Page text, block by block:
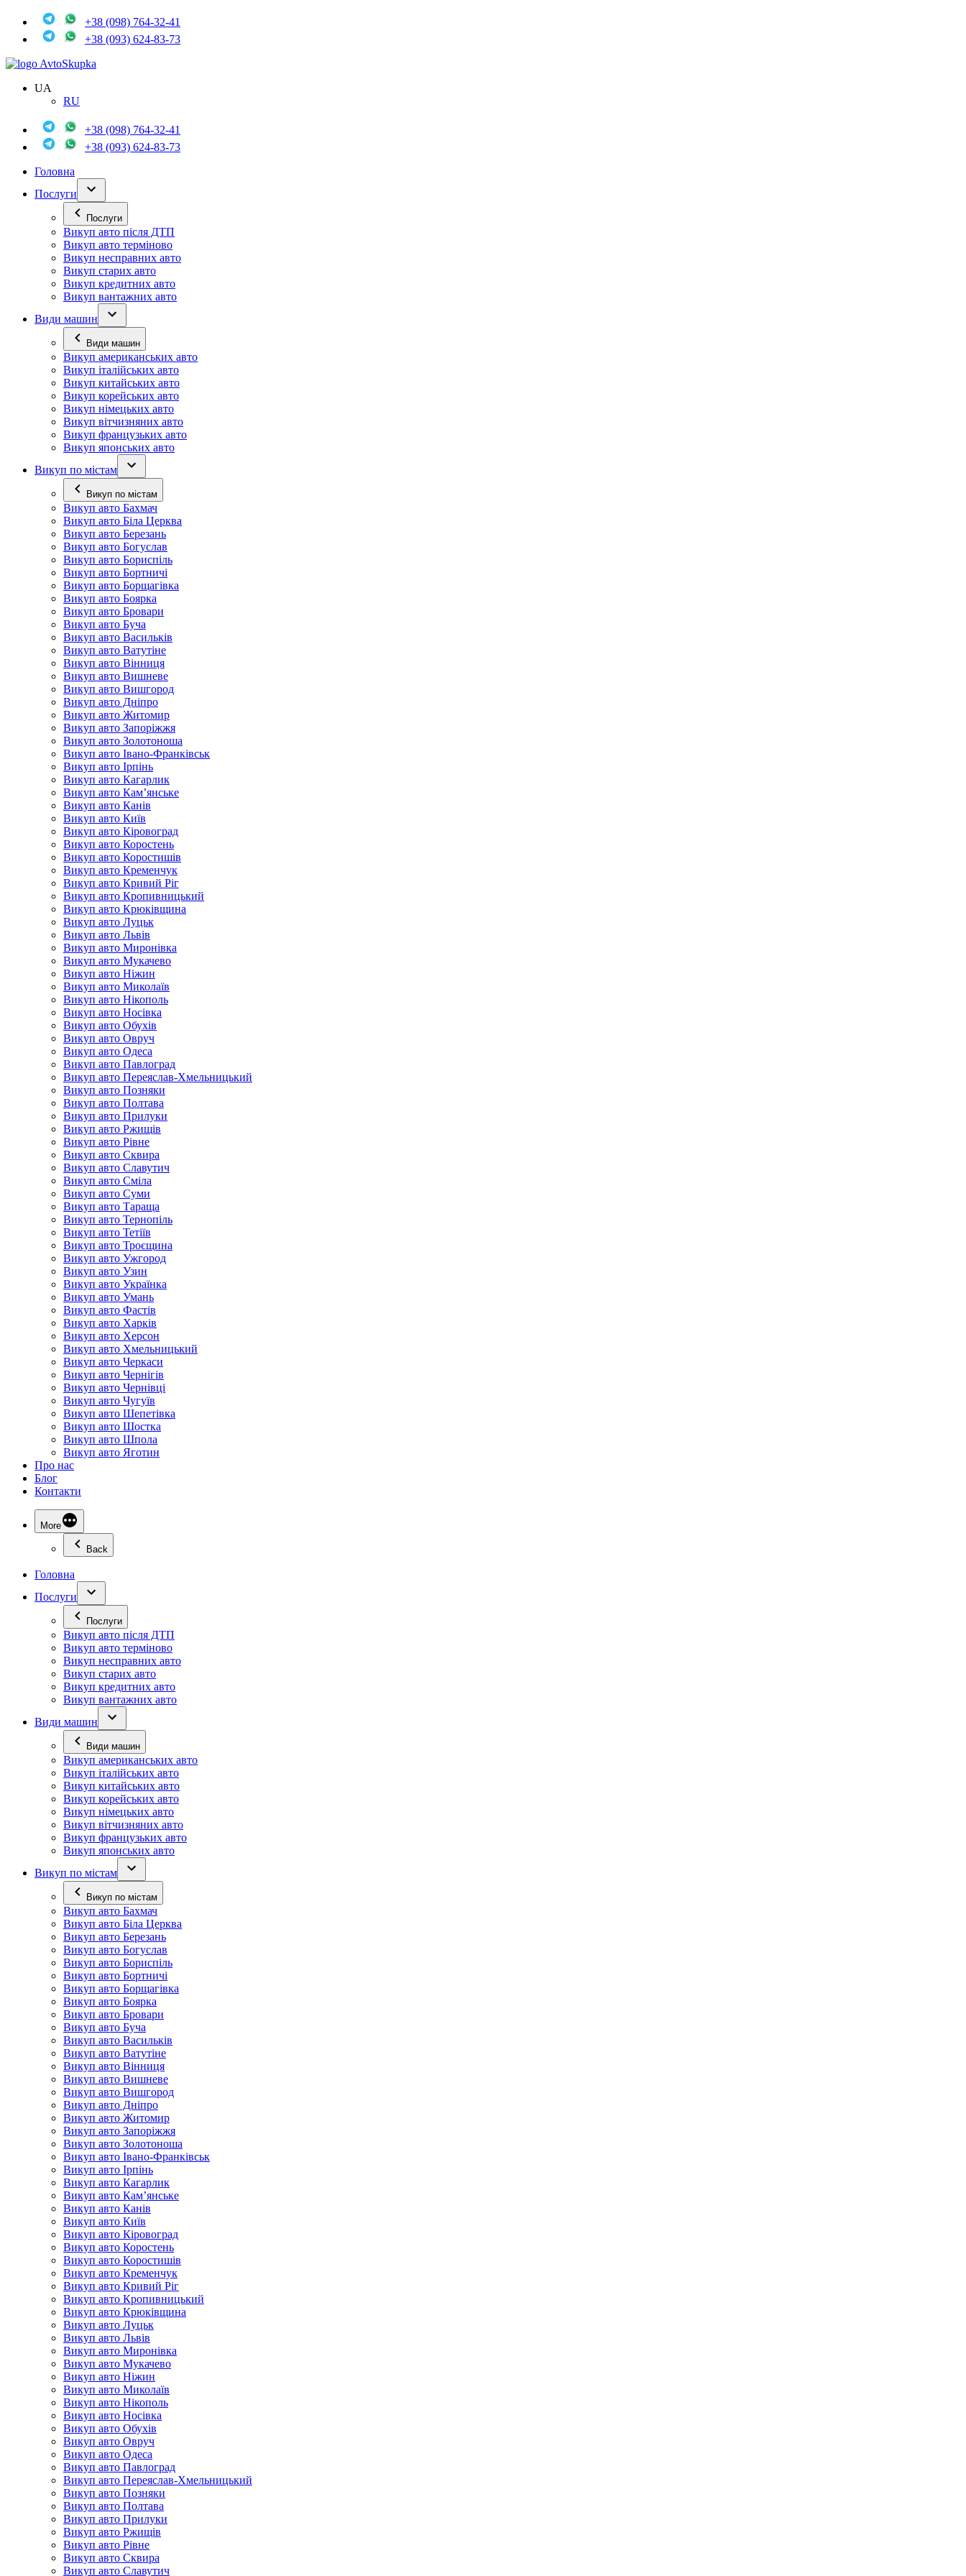
+38 (098) 764-32-41
+38 (093) 624-83-73
AvtoSkupka
UA
RU
+38 (098) 764-32-41
+38 (093) 624-83-73
Головна
Послуги
Послуги
Викуп авто після ДТП
Викуп авто терміново
Викуп несправних авто
Викуп старих авто
Викуп кредитних авто
Викуп вантажних авто
Види машин
Види машин
Викуп американських авто
Викуп італійських авто
Викуп китайських авто
Викуп корейських авто
Викуп німецьких авто
Викуп вітчизняних авто
Викуп французьких авто
Викуп японських авто
Викуп по містам
Викуп по містам
Викуп авто Бахмач
Викуп авто Біла Церква
Викуп авто Березань
Викуп авто Богуслав
Викуп авто Бориспіль
Викуп авто Бортничі
Викуп авто Борщагівка
Викуп авто Боярка
Викуп авто Бровари
Викуп авто Буча
Викуп авто Васильків
Викуп авто Ватутіне
Викуп авто Вінниця
Викуп авто Вишневе
Викуп авто Вишгород
Викуп авто Дніпро
Викуп авто Житомир
Викуп авто Запоріжжя
Викуп авто Золотоноша
Викуп авто Івано-Франківськ
Викуп авто Ірпінь
Викуп авто Кагарлик
Викуп авто Кам’янське
Викуп авто Канів
Викуп авто Київ
Викуп авто Кіровоград
Викуп авто Коростень
Викуп авто Коростишів
Викуп авто Кременчук
Викуп авто Кривий Ріг
Викуп авто Кропивницький
Викуп авто Крюківщина
Викуп авто Луцьк
Викуп авто Львів
Викуп авто Миронівка
Викуп авто Мукачево
Викуп авто Ніжин
Викуп авто Миколаїв
Викуп авто Нікополь
Викуп авто Носівка
Викуп авто Обухів
Викуп авто Овруч
Викуп авто Одеса
Викуп авто Павлоград
Викуп авто Переяслав-Хмельницький
Викуп авто Позняки
Викуп авто Полтава
Викуп авто Прилуки
Викуп авто Ржищів
Викуп авто Рівне
Викуп авто Сквира
Викуп авто Славутич
Викуп авто Сміла
Викуп авто Суми
Викуп авто Тараща
Викуп авто Тернопіль
Викуп авто Тетіїв
Викуп авто Троєщина
Викуп авто Ужгород
Викуп авто Узин
Викуп авто Українка
Викуп авто Умань
Викуп авто Фастів
Викуп авто Харків
Викуп авто Херсон
Викуп авто Хмельницький
Викуп авто Черкаси
Викуп авто Чернігів
Викуп авто Чернівці
Викуп авто Чугуїв
Викуп авто Шепетівка
Викуп авто Шостка
Викуп авто Шпола
Викуп авто Яготин
Про нас
Блог
Контакти
More
Back
Головна
Послуги
Послуги
Викуп авто після ДТП
Викуп авто терміново
Викуп несправних авто
Викуп старих авто
Викуп кредитних авто
Викуп вантажних авто
Види машин
Види машин
Викуп американських авто
Викуп італійських авто
Викуп китайських авто
Викуп корейських авто
Викуп німецьких авто
Викуп вітчизняних авто
Викуп французьких авто
Викуп японських авто
Викуп по містам
Викуп по містам
Викуп авто Бахмач
Викуп авто Біла Церква
Викуп авто Березань
Викуп авто Богуслав
Викуп авто Бориспіль
Викуп авто Бортничі
Викуп авто Борщагівка
Викуп авто Боярка
Викуп авто Бровари
Викуп авто Буча
Викуп авто Васильків
Викуп авто Ватутіне
Викуп авто Вінниця
Викуп авто Вишневе
Викуп авто Вишгород
Викуп авто Дніпро
Викуп авто Житомир
Викуп авто Запоріжжя
Викуп авто Золотоноша
Викуп авто Івано-Франківськ
Викуп авто Ірпінь
Викуп авто Кагарлик
Викуп авто Кам’янське
Викуп авто Канів
Викуп авто Київ
Викуп авто Кіровоград
Викуп авто Коростень
Викуп авто Коростишів
Викуп авто Кременчук
Викуп авто Кривий Ріг
Викуп авто Кропивницький
Викуп авто Крюківщина
Викуп авто Луцьк
Викуп авто Львів
Викуп авто Миронівка
Викуп авто Мукачево
Викуп авто Ніжин
Викуп авто Миколаїв
Викуп авто Нікополь
Викуп авто Носівка
Викуп авто Обухів
Викуп авто Овруч
Викуп авто Одеса
Викуп авто Павлоград
Викуп авто Переяслав-Хмельницький
Викуп авто Позняки
Викуп авто Полтава
Викуп авто Прилуки
Викуп авто Ржищів
Викуп авто Рівне
Викуп авто Сквира
Викуп авто Славутич